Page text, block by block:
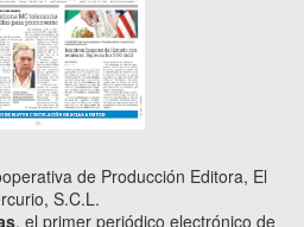
de Producción Editora, El
S.C.L.
, el primer periódico electrónico de